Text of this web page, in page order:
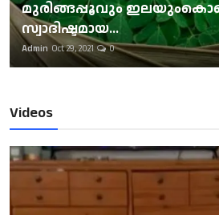
മുരിങ്ങപ്പൂവും
സ്വാദിഷ്ടമായ...
Admin Oct 29, 2021 0
Videos